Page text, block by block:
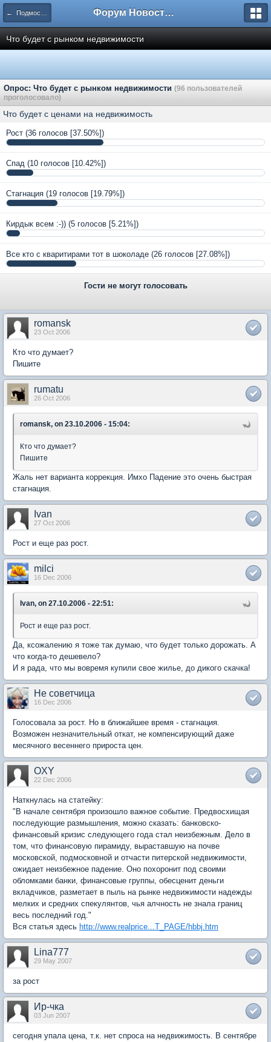
← Подмосковье Форум Новостройки
Что будет с рынком недвижимости
Опрос: Что будет с рынком недвижимости (96 пользователей
проголосовало)
Что будет с ценами на недвижимость
Рост (36 голосов [37.50%])
Спад (10 голосов [10.42%])
Стагнация (19 голосов [19.79%])
Кирдык всем :-)) (5 голосов [5.21%])
Все кто с кваритирами тот в шоколаде (26 голосов [27.08%])
Гости не могут голосовать
romansk
23 Oct 2006
Кто что думает?
Пишите
rumatu
26 Oct 2006
romansk, on 23.10.2006 - 15:04:
Кто что думает?
Пишите
Жаль нет варианта коррекция. Имхо Падение это очень быстрая
стагнация.
Ivan
27 Oct 2006
Рост и еще раз рост.
milci
16 Dec 2006
Ivan, on 27.10.2006 - 22:51:
Рост и еще раз рост.
Да, ксожалению я тоже так думаю, что будет только дорожать. А
что когда-то дешевело?
И я рада, что мы вовремя купили свое жилье, до дикого скачка!
Не советчица
16 Dec 2006
Голосовала за рост. Но в ближайшее время - стагнация.
Возможен незначительный откат, не компенсирующий даже
месячного весеннего прироста цен.
OXY
22 Dec 2006
Наткнулась на статейку:
"В начале сентября произошло важное событие. Предвосхищая
последующие размышления, можно сказать: банковско-
финансовый кризис следующего года стал неизбежным. Дело в
том, что финансовую пирамиду, выраставшую на почве
московской, подмосковной и отчасти питерской недвижимости,
ожидает неизбежное падение. Оно похоронит под своими
обломками банки, финансовые группы, обесценит деньги
вкладчиков, разметает в пыль на рынке недвижимости надежды
мелких и средних спекулянтов, чья алчность не знала границ
весь последний год."
Вся статья здесь http://www.realprice...T_PAGE/hbbj.htm
Lina777
29 May 2007
за рост
Ир-чка
03 Jun 2007
сегодня упала цена, т.к. нет спроса на недвижимость. В сентябре